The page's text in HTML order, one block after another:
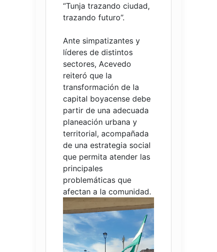
“Tunja trazando ciudad,
trazando futuro”.
Ante simpatizantes y
líderes de distintos
sectores, Acevedo
reiteró que la
transformación de la
capital boyacense debe
partir de una adecuada
planeación urbana y
territorial, acompañada
de una estrategia social
que permita atender las
principales
problemáticas que
afectan a la comunidad.